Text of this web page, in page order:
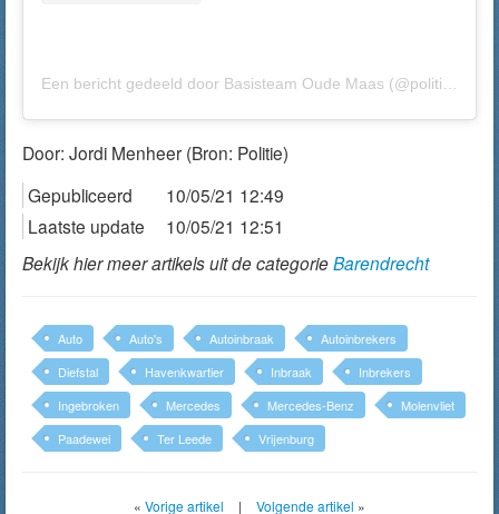
Door: Jordi Menheer (Bron: Politie)
Gepubliceerd
10/05/21 12:49
Laatste update
10/05/21 12:51
Bekijk hier meer artikels uit de categorieBarendrecht
Auto Auto's Autoinbraak
Autoinbrekers
Diefstal
Havenkwartier Inbraak
Inbrekers
Ingebroken
Mercedes Mercedes-Benz
Molenvliet
Paadewei
Ter Leede Vrijenburg
« Vorige artikel | Volgende artikel »